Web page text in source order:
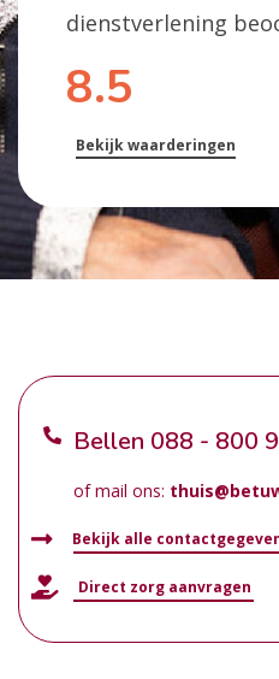
dienstverlening
8.5
Bekijk waarderingen
Bellen 088 - 800
of mail ons:
Bekijk alle
Direct zorg aanvragen